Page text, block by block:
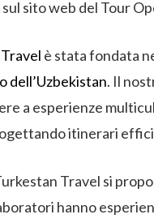
sito web del Tour
è stata fondata
dell’Uzbekistan. Il
a esperienze
itinerari
Travel si
hanno